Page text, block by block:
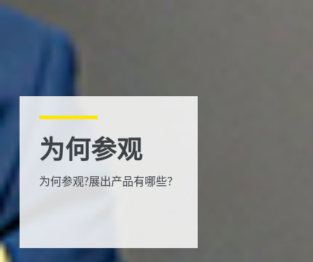
为何参观
为何参观?展出产品有哪些？